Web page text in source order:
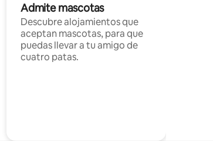
Admite mascotas
Descubre alojamientos que
aceptan mascotas, para que
puedas llevar a tu amigo de
cuatro patas.